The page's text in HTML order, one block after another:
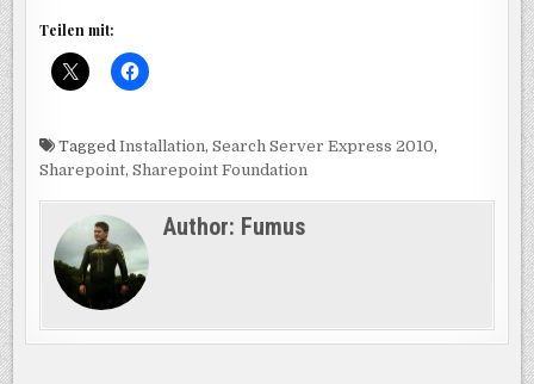
Teilen mit:
TaggedInstallation,Search Server Express 2010,
Sharepoint,Sharepoint Foundation
Author: Fumus